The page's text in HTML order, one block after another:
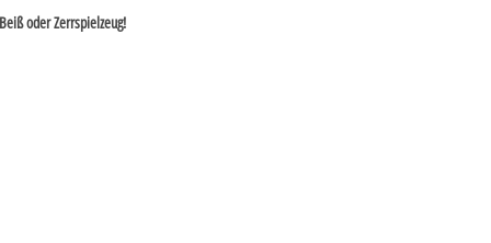
oder Zerrspielzeug!